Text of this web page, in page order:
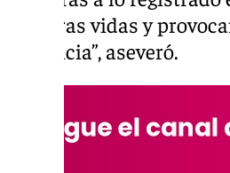
nuestras vidas y
provincia”, aseveró.